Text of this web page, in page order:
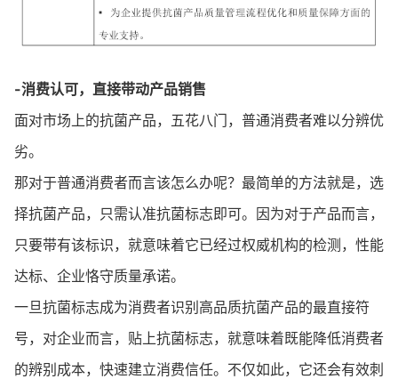
-消费认可，直接带动产品销售
面对市场上的抗菌产品，五花八门，普通消费者难以分辨优
劣。
那对于普通消费者而言该怎么办呢？最简单的方法就是，选
择抗菌产品，只需认准抗菌标志即可。因为对于产品而言，
只要带有该标识，就意味着它已经过权威机构的检测，性能
达标、企业恪守质量承诺。
一旦抗菌标志成为消费者识别高品质抗菌产品的最直接符
号，对企业而言，贴上抗菌标志，就意味着既能降低消费者
的辨别成本，快速建立消费信任。不仅如此，它还会有效刺